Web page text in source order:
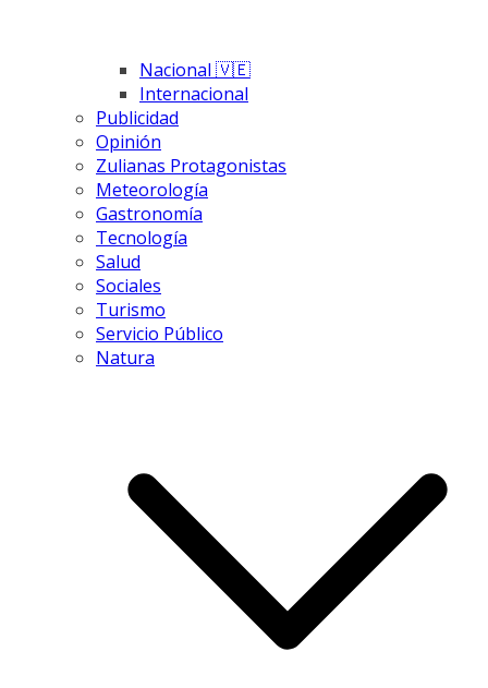
Nacional 🇻🇪
Internacional
Publicidad
Opinión
Zulianas Protagonistas
Meteorología
Gastronomía
Tecnología
Salud
Sociales
Turismo
Servicio Público
Natura